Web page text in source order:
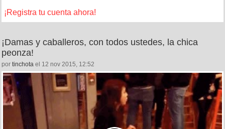
¡Registra tu cuenta ahora!
¡Damas y caballeros, con todos ustedes, la chica
peonza!
por tinchota el 12 nov 2015, 12:52